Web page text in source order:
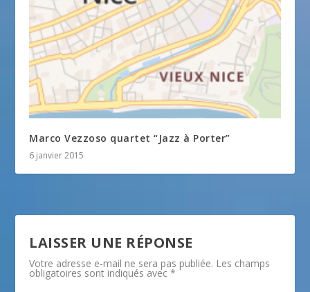
Marco Vezzoso quartet “Jazz à Porter”
6 janvier 2015
LAISSER UNE RÉPONSE
Votre adresse e-mail ne sera pas publiée. Les champs
obligatoires sont indiqués avec*